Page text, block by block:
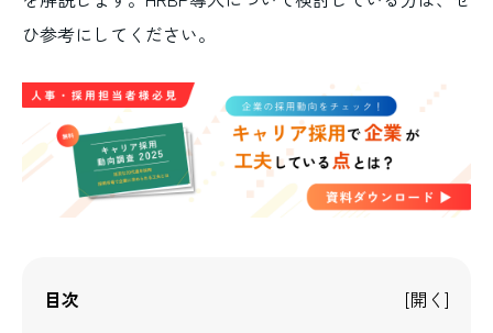
ひ参考にしてください。
目次